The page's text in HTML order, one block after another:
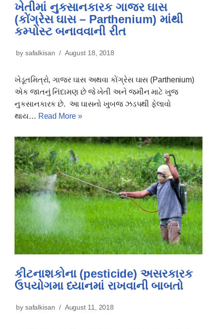
ખેતીમાં નુકસાનકારક ગાજર ઘાસ
(કોંગ્રેસ ઘાસ – Parthenium) માંથી
કમ્પોસ્ટ બનાવવાની રીત
by safalkisan August 18, 2018
ખેડૂતમિત્રો, ગાજર ઘાસ અથવા કોંગ્રેસ ઘાસ (Parthenium)
એક જાતનું નિંદામણ છે જે ખેતી અને જમીન માટે ખુજ
નુકસાનકારક છે. આ ઘાસનો ખુબજ ઝડપથી ફેલાવો
થાય… Read More »
કીટનાશકોના (pesticide) અસરકારક
ઉપયોગમા ધ્યાનમાં રાખવાની બાબતો
by safalkisan August 11, 2018